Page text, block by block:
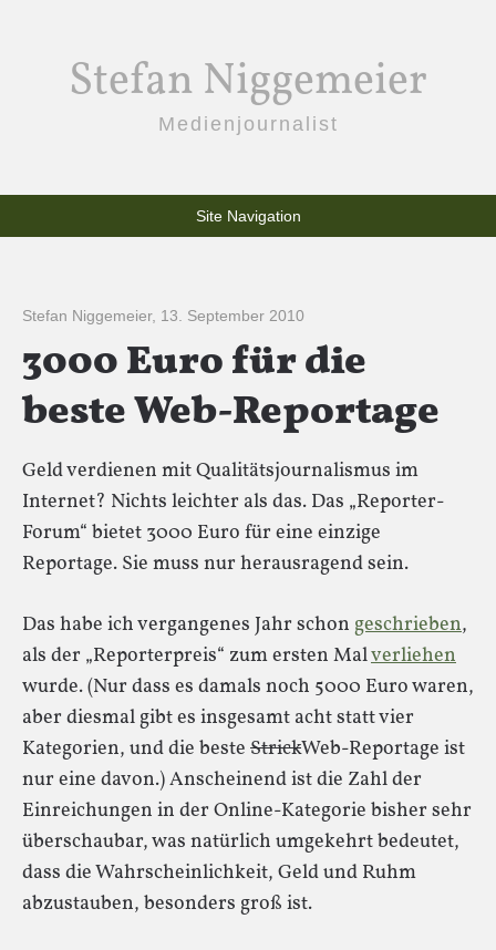
Stefan Niggemeier
Medienjournalist
Site Navigation
Stefan Niggemeier, 13. September 2010
3000 Euro für die
beste Web-Reportage
Geld verdienen mit Qualitätsjournalismus im
Internet? Nichts leichter als das. Das „Reporter-
Forum“ bietet 3000 Euro für eine einzige
Reportage. Sie muss nur herausragend sein.
Das habe ich vergangenes Jahr schon geschrieben,
als der „Reporterpreis“ zum ersten Malverliehen
wurde. (Nur dass es damals noch 5000 Euro waren,
aber diesmal gibt es insgesamt acht statt vier
Kategorien, und die beste StrickWeb-Reportage ist
nur eine davon.) Anscheinend ist die Zahl der
Einreichungen in der Online-Kategorie bisher sehr
überschaubar, was natürlich umgekehrt bedeutet,
dass die Wahrscheinlichkeit, Geld und Ruhm
abzustauben, besonders groß ist.